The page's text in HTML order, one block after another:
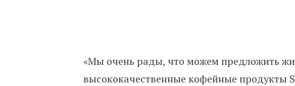
«Мы очень рады, что можем предложить
высококачественные кофейные продукты